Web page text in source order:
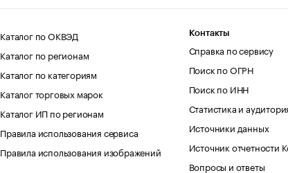
Каталог по ОКВЭД
Каталог по регионам
Каталог по категориям
Каталог торговых марок
Каталог ИП по регионам
Правила использования сервиса
Правила использования изображений
Контакты
Справка по сервису
Поиск по ОГРН
Поиск по ИНН
Статистика и
Источники данных
Источник отчетности
Вопросы и ответы